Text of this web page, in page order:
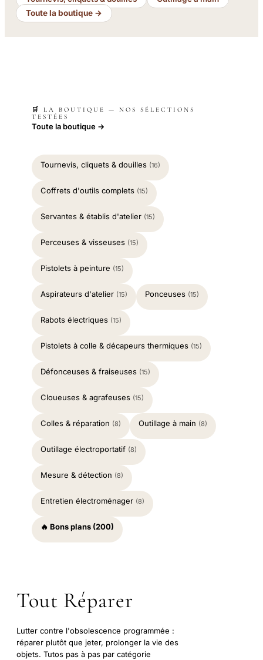
Toute la boutique →
🛒 LA BOUTIQUE — NOS SÉLECTIONS
TESTÉES
Toute la boutique →
Tournevis, cliquets & douilles (16)
Coffrets d'outils complets (15)
Servantes & établis d'atelier (15)
Perceuses & visseuses (15)
Pistolets à peinture (15)
Aspirateurs d'atelier (15) Ponceuses (15)
Rabots électriques (15)
Pistolets à colle & décapeurs thermiques (15)
Défonceuses & fraiseuses (15)
Cloueuses & agrafeuses (15)
Colles & réparation (8) Outillage à main (8)
Outillage électroportatif (8)
Mesure & détection (8)
Entretien électroménager (8)
🔥 Bons plans (200)
Tout Réparer
Lutter contre l'obsolescence programmée :
réparer plutôt que jeter, prolonger la vie des
objets. Tutos pas à pas par catégorie